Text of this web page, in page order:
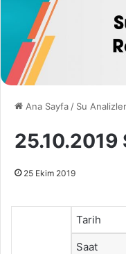
Ana Sayfa / Su
25.10.2019
25 Ekim 2019
Tarih
Saat